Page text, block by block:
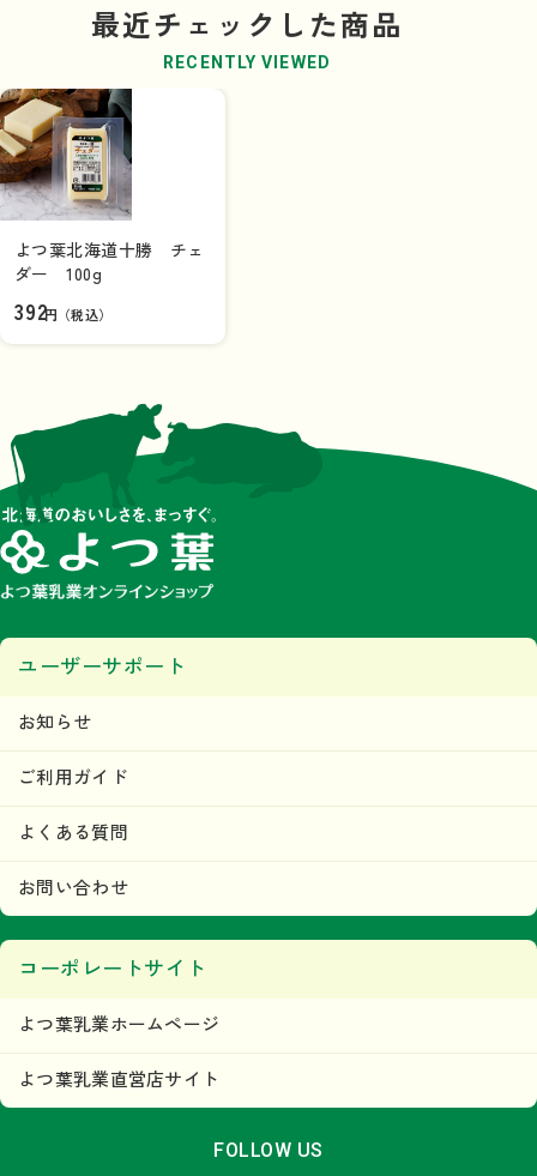
最近チェックした商品
RECENTLY VIEWED
よつ葉北海道十勝 チェ
ダー 100g
392円（税込）
ユーザーサポート
お知らせ
ご利用ガイド
よくある質問
お問い合わせ
コーポレートサイト
よつ葉乳業ホームページ
よつ葉乳業直営店サイト
FOLLOW US